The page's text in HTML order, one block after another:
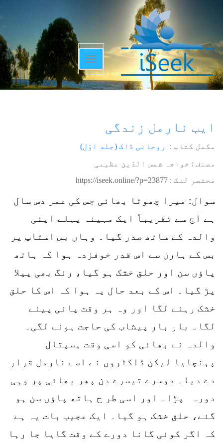
Toggle
navigation
ایب نارمل زندگی
مکمل کتاب : روحانی ڈاک (جلد اوّل)
مصنف : خواجہ شمس الدّین عظیمی
مختصر لنک : https://iseek.online/?p=23877
سوال: میرا چھوٹا بھائی جس کی عمر دس سال
ہے آج سے تقریباً ایک مہینہ پہلے اپنی
والدہ کے ساتھ صدر گیا۔ وہاں بس اسٹاپ پر
بس کے ہارن سے اس قدر خوفزدہ ہوا کہ ہاتھ
پاؤں سن اور حلق خشک ہو گیا، رنگ بھی پیلا
پڑ گیا۔ اس کے بعد حال یہ ہوا کہ اس کا حلق
خشک رہنے لگا اور وہ ہر وقت پانی پینے
لگا۔ بار بار پیشاب کی حاجت ہونے لگی۔
والدہ نے بھائی کو اسی وقت ہسپتال
پہنچایا لیکن ڈاکٹروں نے اسے نارمل قرار
دے دیا۔ دوسرے تیسرے دن پھر بھائی پر وہی
دورہ پڑا۔ اور اسی طر ح ہاتھ پاؤں سن ہو
گئے، حلق خشک ہو گیا۔ ایک عجیب بات یہ ہے
کہ اگر کوئی گانا دورے کے وقت گایا جا رہا